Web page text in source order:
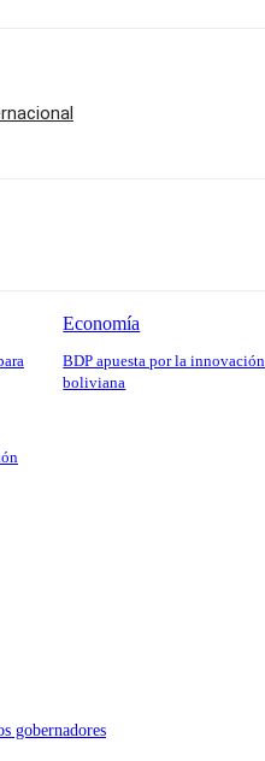
Economía
BDP apuesta por la
boliviana
gobernadores